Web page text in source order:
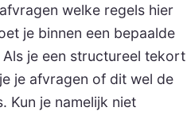
welke regels hier
je binnen een bepaalde
je een structureel tekort
je afvragen of dit wel de
Kun je namelijk niet